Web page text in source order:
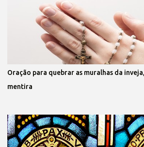
Oração para quebrar as muralhas da
mentira